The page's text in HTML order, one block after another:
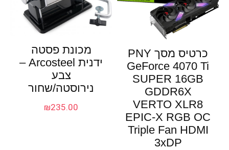
כרטיס מסך PNY
GeForce 4070 Ti
SUPER 16GB
GDDR6X
VERTO XLR8
EPIC-X RGB OC
Triple Fan HDMI
3xDP
מכונת פסטה
ידנית Arcosteel –
צבע
נירוסטה/שחור
₪235.00